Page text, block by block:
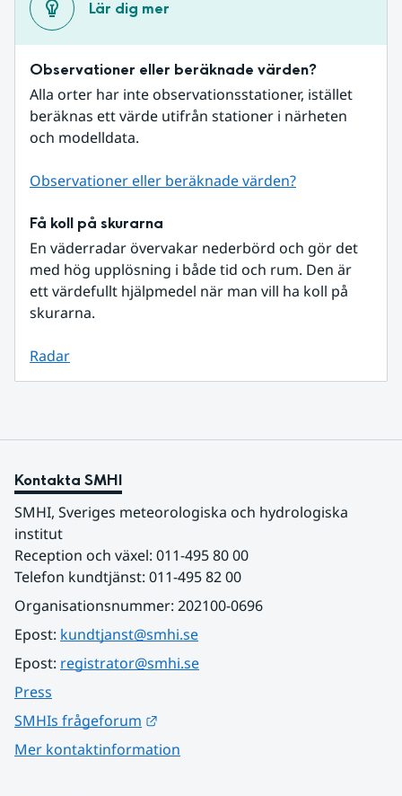
Lär dig mer
Observationer eller beräknade värden?
Alla orter har inte observationsstationer, istället
beräknas ett värde utifrån stationer i närheten
och modelldata.
Observationer eller beräknade värden?
Få koll på skurarna
En väderradar övervakar nederbörd och gör det
med hög upplösning i både tid och rum. Den är
ett värdefullt hjälpmedel när man vill ha koll på
skurarna.
Radar
Kontakta SMHI
SMHI, Sveriges meteorologiska och hydrologiska
institut
Reception och växel: 011-495 80 00
Telefon kundtjänst: 011-495 82 00
Organisationsnummer: 202100-0696
Epost: kundtjanst@smhi.se
Epost: registrator@smhi.se
Press
SMHIs frågeforum
Mer kontaktinformation